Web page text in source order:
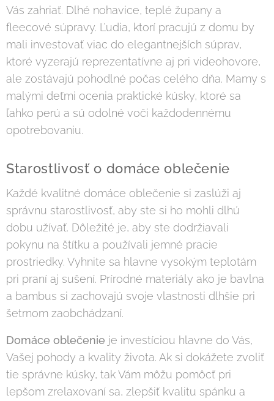
Vás zahriať. Dlhé nohavice, teplé župany a
fleecové súpravy. Ľudia, ktorí pracujú z domu by
mali investovať viac do elegantnejších súprav,
ktoré vyzerajú reprezentatívne aj pri videohovore,
ale zostávajú pohodlné počas celého dňa. Mamy s
malými deťmi ocenia praktické kúsky, ktoré sa
ľahko perú a sú odolné voči každodennému
opotrebovaniu.
Starostlivosť o domáce oblečenie
Každé kvalitné domáce oblečenie si zaslúži aj
správnu starostlivosť, aby ste si ho mohli dlhú
dobu užívať. Dôležité je, aby ste dodržiavali
pokynu na štítku a používali jemné pracie
prostriedky. Vyhnite sa hlavne vysokým teplotám
pri praní aj sušení. Prírodné materiály ako je bavlna
a bambus si zachovajú svoje vlastnosti dlhšie pri
šetrnom zaobchádzaní.
Domáce oblečenie je investíciou hlavne do Vás,
Vašej pohody a kvality života. Ak si dokážete zvoliť
tie správne kúsky, tak Vám môžu pomôcť pri
lepšom zrelaxovaní sa, zlepšiť kvalitu spánku a